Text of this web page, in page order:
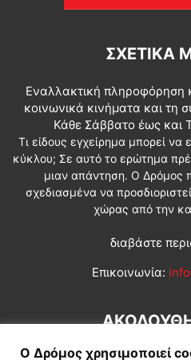
ΣΧΕΤΙΚΆ
Εναλλακτική πληροφόρηση
κοινωνικά κινήματα και τη
Κάθε Σάββατο έως και
Τι είδους εγχείρημα μπορεί να
κύκλου; Σε αυτό το ερώτημα
μιαν απάντηση. Ο Δρόμος
σχεδιασμένα να
χώρας από την
διαβάστε
Επικοινωνία:
Ο Δρόμος χρησιμοποιεί